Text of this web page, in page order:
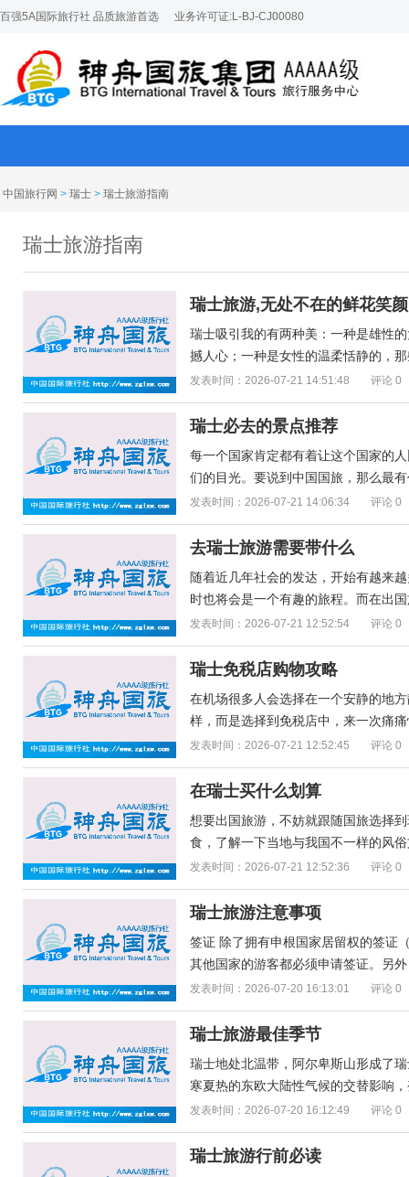
百强5A国际旅行社 品质旅游首选 业务许可证:L-BJ-CJ00080
中国旅行网 > 瑞士 > 瑞士旅游指南
瑞士旅游指南
瑞士旅游,无处不在的鲜花笑颜
瑞士吸引我的有两种美：一种是雄性
撼人心；一种是女性的温柔恬静的，
发表时间：2026-07-21 14:51:48 评论 0
瑞士必去的景点推荐
每一个国家肯定都有着让这个国家的
们的目光。要说到中国国旅，那么最
发表时间：2026-07-21 14:06:34 评论 0
去瑞士旅游需要带什么
随着近几年社会的发达，开始有越来
时也将会是一个有趣的旅程。而在出
发表时间：2026-07-21 12:52:54 评论 0
瑞士免税店购物攻略
在机场很多人会选择在一个安静的地
样，而是选择到免税店中，来一次痛
发表时间：2026-07-21 12:52:45 评论 0
在瑞士买什么划算
想要出国旅游，不妨就跟随国旅选择
食，了解一下当地与我国不一样的风
发表时间：2026-07-21 12:52:36 评论 0
瑞士旅游注意事项
签证 除了拥有申根国家居留权的签证
其他国家的游客都必须申请签证。另
发表时间：2026-07-20 16:13:01 评论 0
瑞士旅游最佳季节
瑞士地处北温带，阿尔卑斯山形成了
寒夏热的东欧大陆性气候的交替影响
发表时间：2026-07-20 16:12:49 评论 0
瑞士旅游行前必读